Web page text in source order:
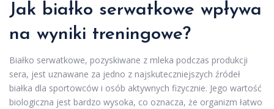
Jak białko serwatkowe wpływa
na wyniki treningowe?
Białko serwatkowe, pozyskiwane z mleka podczas produkcji
sera, jest uznawane za jedno z najskuteczniejszych źródeł
białka dla sportowców i osób aktywnych fizycznie. Jego wartość
biologiczna jest bardzo wysoka, co oznacza, że organizm łatwo